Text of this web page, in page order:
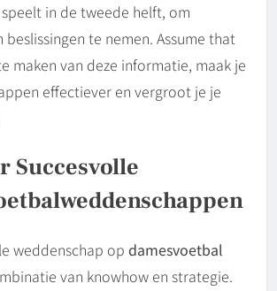
in de tweede helft, om
te nemen. Assume that
maken van deze informatie, maak je
effectiever en vergroot je je
Succesvolle
weddenschap op damesvoetbal
van knowhow en strategie.